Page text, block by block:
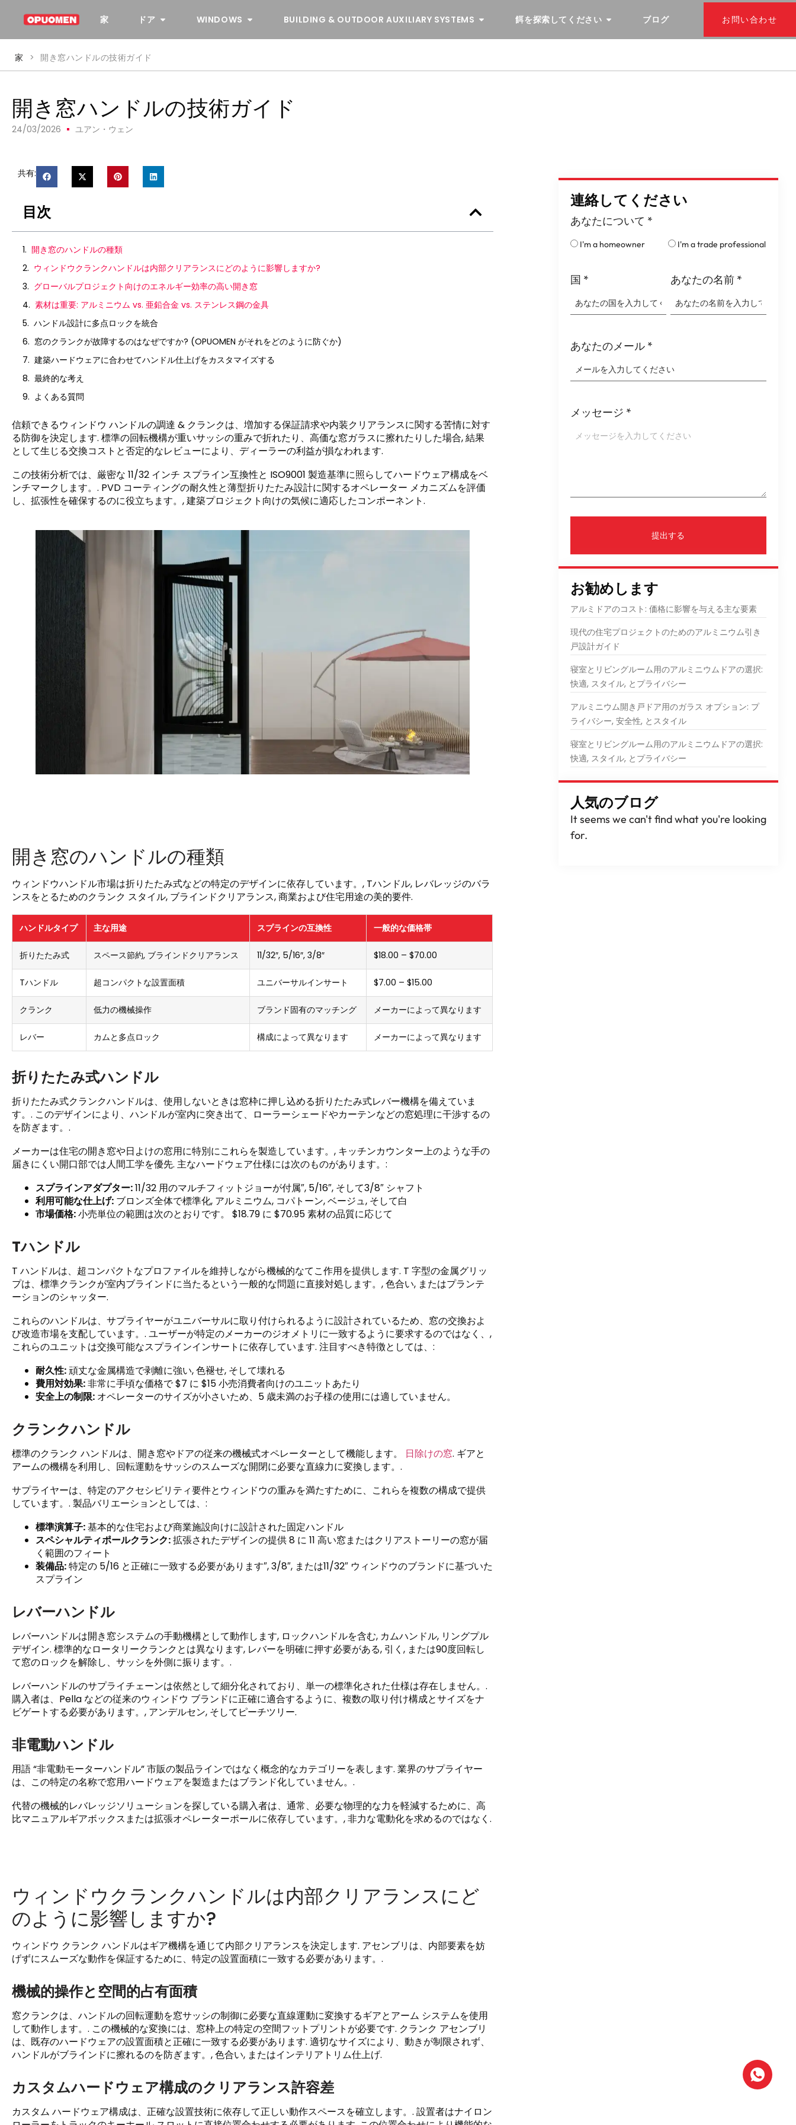
家 ドア WINDOWS BUILDING & OUTDOOR AUXILIARY SYSTEMS 餌を探索してください ブログ お問い合わせ
家 > 開き窓ハンドルの技術ガイド
開き窓ハンドルの技術ガイド
24/03/2026 ユアン・ウェン
共有:
目次
開き窓のハンドルの種類
ウィンドウクランクハンドルは内部クリアランスにどのように影響しますか?
グローバルプロジェクト向けのエネルギー効率の高い開き窓
素材は重要: アルミニウム vs. 亜鉛合金 vs. ステンレス鋼の金具
ハンドル設計に多点ロックを統合
窓のクランクが故障するのはなぜですか? (OPUOMEN がそれをどのように防ぐか)
建築ハードウェアに合わせてハンドル仕上げをカスタマイズする
最終的な考え
よくある質問
信頼できるウィンドウ ハンドルの調達 & クランクは、増加する保証請求や内装クリアランスに関する苦情に対す
る防御を決定します. 標準の回転機構が重いサッシの重みで折れたり、高価な窓ガラスに擦れたりした場合, 結果
として生じる交換コストと否定的なレビューにより、ディーラーの利益が損なわれます.
この技術分析では、厳密な 11/32 インチ スプライン互換性と ISO9001 製造基準に照らしてハードウェア構成をベ
ンチマークします。. PVD コーティングの耐久性と薄型折りたたみ設計に関するオペレーター メカニズムを評価
し、拡張性を確保するのに役立ちます。, 建築プロジェクト向けの気候に適応したコンポーネント.
開き窓のハンドルの種類
ウィンドウハンドル市場は折りたたみ式などの特定のデザインに依存しています。, Tハンドル, レバレッジのバラ
ンスをとるためのクランク スタイル, ブラインドクリアランス, 商業および住宅用途の美的要件.
ハンドルタイプ 主な用途 スプラインの互換性 一般的な価格帯
折りたたみ式 スペース節約, ブラインドクリアランス 11/32″, 5/16″, 3/8″ $18.00 – $70.00
Tハンドル 超コンパクトな設置面積 ユニバーサルインサート $7.00 – $15.00
クランク 低力の機械操作 ブランド固有のマッチング メーカーによって異なります
レバー カムと多点ロック 構成によって異なります メーカーによって異なります
折りたたみ式ハンドル
折りたたみ式クランクハンドルは、使用しないときは窓枠に押し込める折りたたみ式レバー機構を備えていま
す。. このデザインにより、ハンドルが室内に突き出て、ローラーシェードやカーテンなどの窓処理に干渉するの
を防ぎます。.
メーカーは住宅の開き窓や日よけの窓用に特別にこれらを製造しています。, キッチンカウンター上のような手の
届きにくい開口部では人間工学を優先. 主なハードウェア仕様には次のものがあります。:
スプラインアダプター:11/32 用のマルチフィットジョーが付属″, 5/16″, そして3/8″ シャフト
利用可能な仕上げ: ブロンズ全体で標準化, アルミニウム, コパトーン, ベージュ, そして白
市場価格:小売単位の範囲は次のとおりです。 $18.79 に $70.95 素材の品質に応じて
Tハンドル
T ハンドルは、超コンパクトなプロファイルを維持しながら機械的なてこ作用を提供します. T 字型の金属グリッ
プは、標準クランクが室内ブラインドに当たるという一般的な問題に直接対処します。, 色合い, またはプランテ
ーションのシャッター.
これらのハンドルは、サプライヤーがユニバーサルに取り付けられるように設計されているため、窓の交換およ
び改造市場を支配しています。. ユーザーが特定のメーカーのジオメトリに一致するように要求するのではなく、,
これらのユニットは交換可能なスプラインインサートに依存しています. 注目すべき特徴としては、:
耐久性:頑丈な金属構造で剥離に強い, 色褪せ, そして壊れる
費用対効果:非常に手頃な価格で $7 に $15 小売消費者向けのユニットあたり
安全上の制限: オペレーターのサイズが小さいため、5 歳未満のお子様の使用には適していません。
クランクハンドル
標準のクランク ハンドルは、開き窓やドアの従来の機械式オペレーターとして機能します。 日除けの窓. ギアと
アームの機構を利用し、回転運動をサッシのスムーズな開閉に必要な直線力に変換します。.
サプライヤーは、特定のアクセシビリティ要件とウィンドウの重みを満たすために、これらを複数の構成で提供
しています。. 製品バリエーションとしては、:
標準演算子:基本的な住宅および商業施設向けに設計された固定ハンドル
スペシャルティポールクランク:拡張されたデザインの提供 8 に 11 高い窓またはクリアストーリーの窓が届
く範囲のフィート
装備品:特定の 5/16 と正確に一致する必要があります″, 3/8″, または11/32″ ウィンドウのブランドに基づいた
スプライン
レバーハンドル
レバーハンドルは開き窓システムの手動機構として動作します, ロックハンドルを含む, カムハンドル, リングプル
デザイン. 標準的なロータリークランクとは異なります, レバーを明確に押す必要がある, 引く, または90度回転し
て窓のロックを解除し、サッシを外側に振ります。.
レバーハンドルのサプライチェーンは依然として細分化されており、単一の標準化された仕様は存在しません。.
購入者は、Pella などの従来のウィンドウ ブランドに正確に適合するように、複数の取り付け構成とサイズをナ
ビゲートする必要があります。, アンデルセン, そしてピーチツリー.
非電動ハンドル
用語 “非電動モーターハンドル” 市販の製品ラインではなく概念的なカテゴリーを表します. 業界のサプライヤー
は、この特定の名称で窓用ハードウェアを製造またはブランド化していません。.
代替の機械的レバレッジソリューションを探している購入者は、通常、必要な物理的な力を軽減するために、高
比マニュアルギアボックスまたは拡張オペレーターポールに依存しています。, 非力な電動化を求めるのではなく.
ウィンドウクランクハンドルは内部クリアランスにど
のように影響しますか?
ウィンドウ クランク ハンドルはギア機構を通じて内部クリアランスを決定します. アセンブリは、内部要素を妨
げずにスムーズな動作を保証するために、特定の設置面積に一致する必要があります。.
機械的操作と空間的占有面積
窓クランクは、ハンドルの回転運動を窓サッシの制御に必要な直線運動に変換するギアとアーム システムを使用
して動作します。. この機械的な変換には、窓枠上の特定の空間フットプリントが必要です. クランク アセンブリ
は、既存のハードウェアの設置面積と正確に一致する必要があります. 適切なサイズにより、動きが制限されず、
ハンドルがブラインドに擦れるのを防ぎます。, 色合い, またはインテリアトリム仕上げ.
カスタムハードウェア構成のクリアランス許容差
カスタム ハードウェア構成は、正確な設置技術に依存して正しい動作スペースを確立します。. 設置者はナイロン
連絡してください
あなたについて *
I'm a homeowner I'm a trade professional
国 * あなたの名前 *
あなたのメール *
メッセージ *
提出する
お勧めします
アルミドアのコスト: 価格に影響を与える主な要素
現代の住宅プロジェクトのためのアルミニウム引き
戸設計ガイド
寝室とリビングルーム用のアルミニウムドアの選択:
快適, スタイル, とプライバシー
アルミニウム開き戸ドア用のガラス オプション: プ
ライバシー, 安全性, とスタイル
寝室とリビングルーム用のアルミニウムドアの選択:
快適, スタイル, とプライバシー
人気のブログ
It seems we can't find what you're looking
for.